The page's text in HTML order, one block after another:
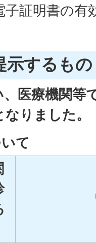
証明書の有
示するもの
医療機関等
りました。
て